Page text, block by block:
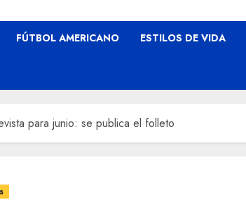
FÚTBOL AMERICANO ESTILOS DE VIDA
para junio: se publica el folleto